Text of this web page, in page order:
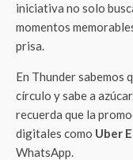
iniciativa no solo
momentos
prisa.
En Thunder sabemos
círculo y sabe a
recuerda que la
digitales como Uber
WhatsApp.